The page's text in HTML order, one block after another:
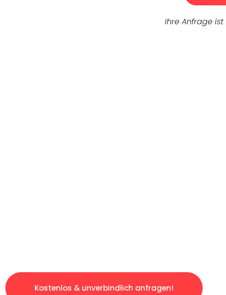
Ihre Anfrage ist
Kostenlos & unverbindlich anfragen!